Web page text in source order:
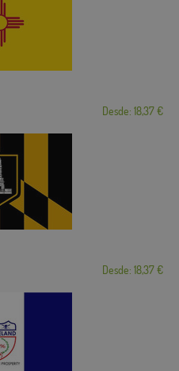
Desde: 18,37 €
Desde: 18,37 €